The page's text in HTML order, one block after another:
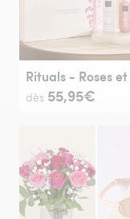
dès 55,95€